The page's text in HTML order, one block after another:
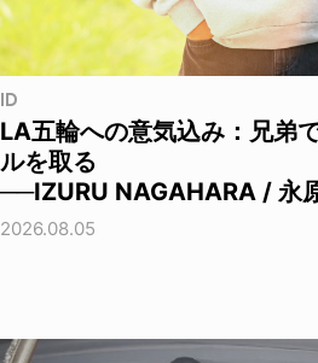
ID
LA五輪への意気込み：兄弟
ルを取る
──IZURU NAGAHARA / 永
2026.08.05